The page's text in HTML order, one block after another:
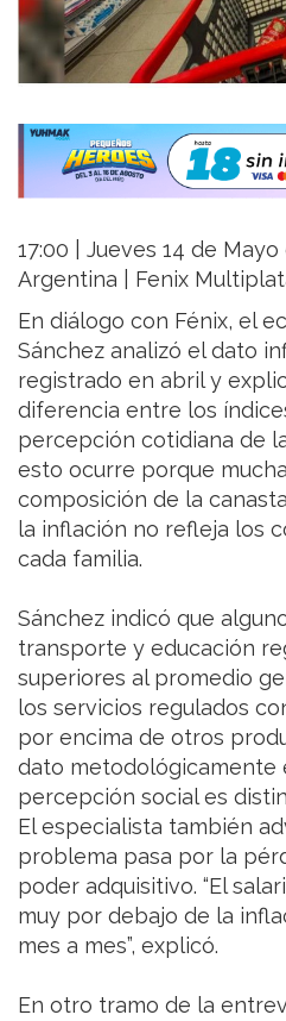
17:00 | Jueves 14 de
Argentina | Fenix
En diálogo con Fénix, el
Sánchez analizó el dato
registrado en abril y
diferencia entre los
percepción cotidiana de
esto ocurre porque
composición de la
la inflación no refleja los
cada familia.
Sánchez indicó que
transporte y educación
superiores al promedio
los servicios regulados
por encima de otros
dato metodológicamente
percepción social es
El especialista también
problema pasa por la
poder adquisitivo. “El
muy por debajo de la
mes a mes”, explicó.
En otro tramo de la